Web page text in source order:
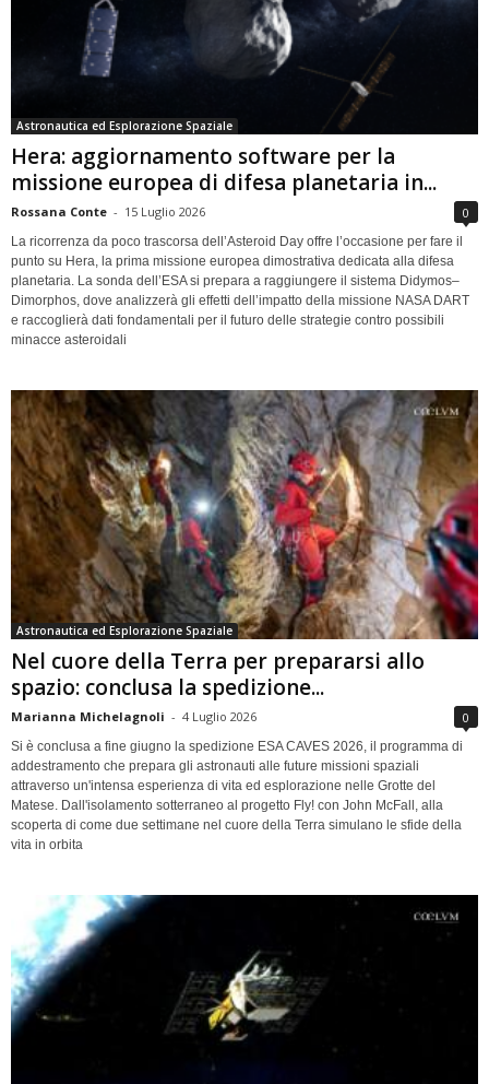
Astronautica ed Esplorazione Spaziale
Hera: aggiornamento software per la
missione europea di difesa planetaria in...
Rossana Conte - 15 Luglio 2026 0
La ricorrenza da poco trascorsa dell’Asteroid Day offre l’occasione per fare il
punto su Hera, la prima missione europea dimostrativa dedicata alla difesa
planetaria. La sonda dell’ESA si prepara a raggiungere il sistema Didymos–
Dimorphos, dove analizzerà gli effetti dell’impatto della missione NASA DART
e raccoglierà dati fondamentali per il futuro delle strategie contro possibili
minacce asteroidali
Astronautica ed Esplorazione Spaziale
Nel cuore della Terra per prepararsi allo
spazio: conclusa la spedizione...
Marianna Michelagnoli - 4 Luglio 2026 0
Si è conclusa a fine giugno la spedizione ESA CAVES 2026, il programma di
addestramento che prepara gli astronauti alle future missioni spaziali
attraverso un'intensa esperienza di vita ed esplorazione nelle Grotte del
Matese. Dall'isolamento sotterraneo al progetto Fly! con John McFall, alla
scoperta di come due settimane nel cuore della Terra simulano le sfide della
vita in orbita